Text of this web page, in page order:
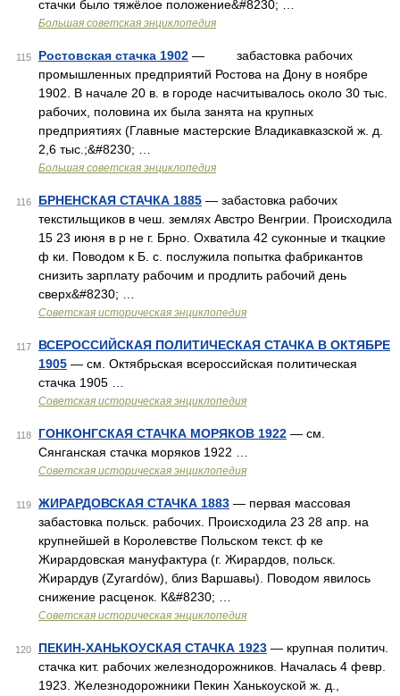
стачки было тяжёлое положение&#8230; …
Большая советская энциклопедия
115 Ростовская стачка 1902 — забастовка рабочих
промышленных предприятий Ростова на Дону в ноябре
1902. В начале 20 в. в городе насчитывалось около 30 тыс.
рабочих, половина их была занята на крупных
предприятиях (Главные мастерские Владикавказской ж. д.
2,6 тыс.;&#8230; …
Большая советская энциклопедия
116 БРНЕНСКАЯ СТАЧКА 1885 — забастовка рабочих
текстильщиков в чеш. землях Австро Венгрии. Происходила
15 23 июня в р не г. Брно. Охватила 42 суконные и ткацкие
ф ки. Поводом к Б. с. послужила попытка фабрикантов
снизить зарплату рабочим и продлить рабочий день
сверх&#8230; …
Советская историческая энциклопедия
117
ВСЕРОССИЙСКАЯ ПОЛИТИЧЕСКАЯ СТАЧКА В ОКТЯБРЕ
1905 — см. Октябрьская всероссийская политическая
стачка 1905 …
Советская историческая энциклопедия
118 ГОНКОНГСКАЯ СТАЧКА МОРЯКОВ 1922 — см.
Сянганская стачка моряков 1922 …
Советская историческая энциклопедия
119 ЖИРАРДОВСКАЯ СТАЧКА 1883 — первая массовая
забастовка польск. рабочих. Происходила 23 28 апр. на
крупнейшей в Королевстве Польском текст. ф ке
Жирардовская мануфактура (г. Жирардов, польск.
Жирардув (Zyrardów), близ Варшавы). Поводом явилось
снижение расценок. К&#8230; …
Советская историческая энциклопедия
120 ПЕКИН-ХАНЬКОУСКАЯ СТАЧКА 1923 — крупная политич.
стачка кит. рабочих железнодорожников. Началась 4 февр.
1923. Железнодорожники Пекин Ханькоуской ж. д.,